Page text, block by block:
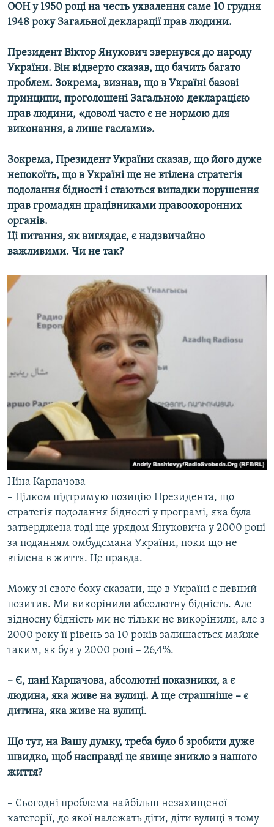
ООН у 1950 році на честь ухвалення саме 10 грудня
1948 року Загальної декларації прав людини.
Президент Віктор Янукович звернувся до народу
України. Він відверто сказав, що бачить багато
проблем. Зокрема, визнав, що в Україні базові
принципи, проголошені Загальною декларацією
прав людини, «доволі часто є не нормою для
виконання, а лише гаслами».
Зокрема, Президент України сказав, що його дуже
непокоїть, що в Україні ще не втілена стратегія
подолання бідності і стаються випадки порушення
прав громадян працівниками правоохоронних
органів.
Ці питання, як виглядає, є надзвичайно
важливими. Чи не так?
Ніна Карпачова
– Цілком підтримую позицію Президента, що
стратегія подолання бідності у програмі, яка була
затверджена тоді ще урядом Януковича у 2000 році
за поданням омбудсмана України, поки що не
втілена в життя. Це правда.
Можу зі свого боку сказати, що в Україні є певний
позитив. Ми викорінили абсолютну бідність. Але
відносну бідність ми не тільки не викорінили, але з
2000 року її рівень за 10 років залишається майже
таким, як був у 2000 році – 26,4%.
– Є, пані Карпачова, абсолютні показники, а є
людина, яка живе на вулиці. А ще страшніше – є
дитина, яка живе на вулиці.
Що тут, на Вашу думку, треба було б зробити дуже
швидко, щоб насправді це явище зникло з нашого
життя?
– Сьогодні проблема найбільш незахищеної
категорії, до якої належать діти, діти вулиці в тому